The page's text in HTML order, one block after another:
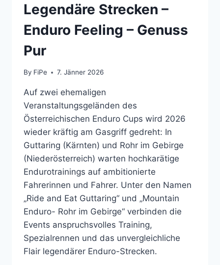
Legendäre Strecken –
Enduro Feeling – Genuss
Pur
By FiPe 7. Jänner 2026
Auf zwei ehemaligen
Veranstaltungsgeländen des
Österreichischen Enduro Cups wird 2026
wieder kräftig am Gasgriff gedreht: In
Guttaring (Kärnten) und Rohr im Gebirge
(Niederösterreich) warten hochkarätige
Endurotrainings auf ambitionierte
Fahrerinnen und Fahrer. Unter den Namen
„Ride and Eat Guttaring“ und „Mountain
Enduro- Rohr im Gebirge“ verbinden die
Events anspruchsvolles Training,
Spezialrennen und das unvergleichliche
Flair legendärer Enduro-Strecken.